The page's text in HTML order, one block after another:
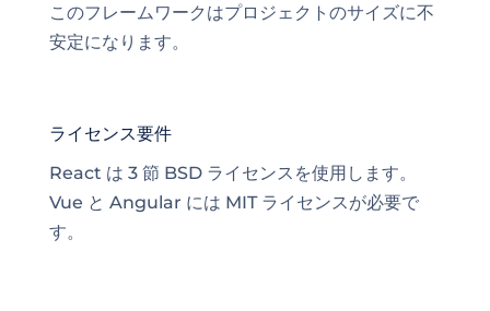
このフレームワークはプロジェクトのサイズに不
安定になります。
ライセンス要件
React は 3 節 BSD ライセンスを使用します。
Vue と Angular には MIT ライセンスが必要で
す。